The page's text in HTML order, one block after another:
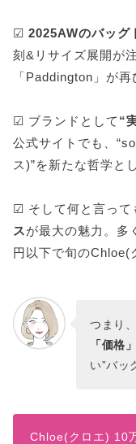
まとめ|10万
☑ 2025AWのバッグ
刻&リサイズ展開が
「Paddington」が
☑ ブランドとして “
公式サイトでも、
ス)”を新たな哲学と
☑ そして何と言って
スが最大の魅力。多
円以下で旬のChloe(
つまり、
「価格
い”バッ
Chloe(クロエ) 10